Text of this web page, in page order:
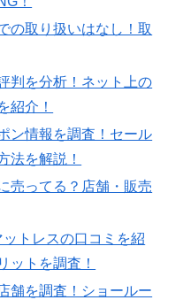
の取り扱いはなし！取
判を分析！ネット上の
紹介！
ン情報を調査！セール
法を解説！
売ってる？店舗・販売
トレスの口コミを紹
ットを調査！
舗を調査！ショールー